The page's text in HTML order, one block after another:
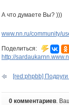
А что думаете Вы? )))
www.nn.ru/community/
Поделиться:
http://
[red:phpbb] Подруги
0 комментариев.